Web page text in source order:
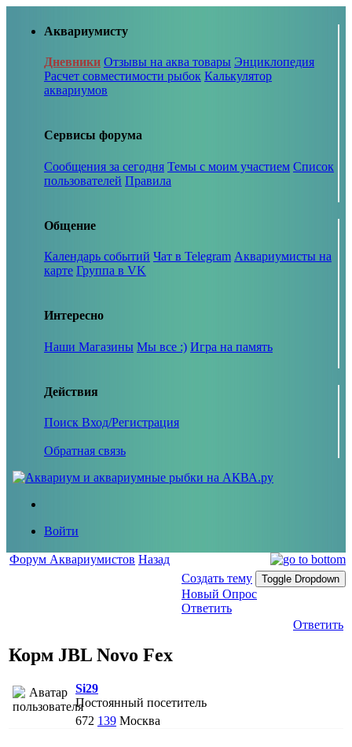
Аквариумисту
Дневники Отзывы на аква товары Энциклопедия
Расчет совместимости рыбок Калькулятор
аквариумов
Сервисы форума
Сообщения за сегодня Темы с моим участием Список
пользователей Правила
Общение
Календарь событий Чат в Telegram Аквариумисты на
карте Группа в VK
Интересно
Наши Магазины Мы все :) Игра на память
Действия
Поиск Вход/Регистрация
Обратная связь
Войти
Форум Аквариумистов Назад
Создать тему
Toggle Dropdown
Новый Опрос
Ответить
Ответить
Корм JBL Novo Fex
Si29
Постоянный посетитель
672 139 Москва